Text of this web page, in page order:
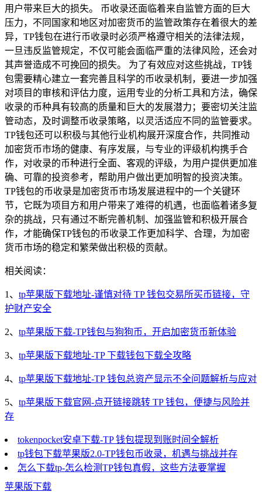
用户带来巨大的损失。 币收录还面临着来自监管方面的巨大
压力，不同国家和地区对加密货币的监管政策存在着很大的差
异，TP钱包在进行币收录时必须严格遵守相关的法律法规，
一旦违反监管规定，不仅可能会面临严重的法律风险，还会对
其声誉造成不可挽回的损失。 为了有效应对这些挑战，TP钱
包需要精心建立一套完善且科学的币收录机制，要进一步加强
对项目的审核和评估力度，运用专业的分析工具和方法，确保
收录的币种具有较高的质量和巨大的发展潜力；要密切关注监
管动态，及时调整币收录策略，以灵活适应不同的监管要求。
TP钱包还可以积极与其他行业机构展开深度合作，共同推动
加密货币市场的健康、有序发展，与专业的评级机构携手合
作，对收录的币种进行全面、客观的评级，为用户提供更加准
确、可靠的投资参考，帮助用户做出更加明智的投资决策。
TP钱包的币收录是加密货币市场发展进程中的一个关键环
节，它既为项目方和用户带来了难得的机遇，也面临着诸多复
杂的挑战，只有通过不断完善机制、加强监管和积极开展合
作，才能确保TP钱包的币收录工作更加科学、合理，为加密
货币市场的稳定和繁荣做出积极的贡献。
相关阅读：
1、 tp苹果版下载地址-谨慎对待 TP 钱包交易所买币链接，守
护财产安全
2、 tp苹果版下载-TP钱包与狗狗币，开启加密货币新体验
3、 tp苹果版下载地址-TP 下载钱包下载全攻略
4、 tp苹果版下载地址-TP 钱包总资产显示不全问题解析与应对
5、 tp苹果版下载官网-点开链接跳转 TP 钱包，便捷与风险并
存
tokenpocket安卓下载-TP 钱包提现到账时间全解析
tp钱包下载苹果版2.0-TP钱包币收录，机遇与挑战并存
怎么下载tp-怎么检测TP钱包真假，这些方法要掌握
苹果版下载